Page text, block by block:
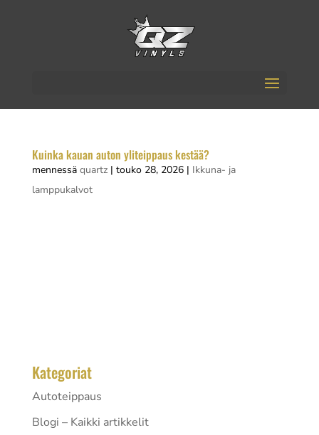
Kuinka kauan auton yliteippaus kestää?
mennessä quartz| touko 28, 2026| Ikkuna- ja
lamppukalvot
Kategoriat
Autoteippaus
Blogi – Kaikki artikkelit